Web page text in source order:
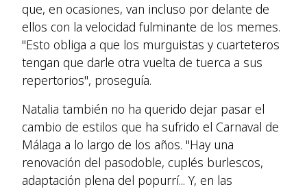
que, en ocasiones, van incluso por delante de
ellos con la velocidad fulminante de los memes.
"Esto obliga a que los murguistas y cuarteteros
tengan que darle otra vuelta de tuerca a sus
repertorios", proseguía.
Natalia también no ha querido dejar pasar el
cambio de estilos que ha sufrido el Carnaval de
Málaga a lo largo de los años. "Hay una
renovación del pasodoble, cuplés burlescos,
adaptación plena del popurrí... Y, en las